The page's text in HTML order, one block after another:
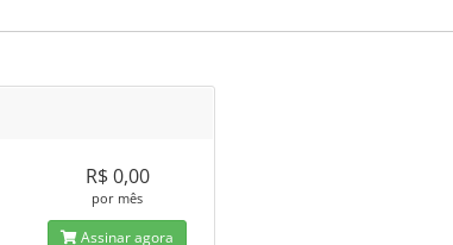
R$ 0,00
por mês
Assinar agora